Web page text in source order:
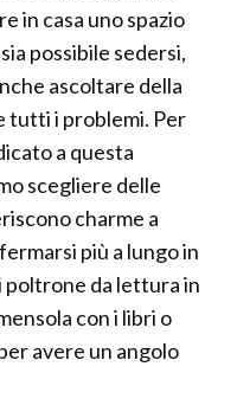
in casa uno spazio
possibile sedersi,
ascoltare della
tutti i problemi. Per
a questa
scegliere delle
charme a
più a lungo in
poltrone da lettura in
con i libri o
avere un angolo